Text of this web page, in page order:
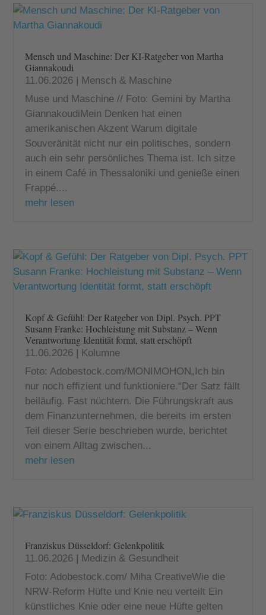
Mensch und Maschine: Der KI-Ratgeber von Martha
Giannakoudi
11.06.2026 | Mensch & Maschine
Muse und Maschine // Foto: Gemini by Martha
GiannakoudiMein Denken hat einen
amerikanischen Akzent Warum digitale
Souveränität nicht nur ein politisches, sondern
auch ein sehr persönliches Thema ist. Ich sitze
in einem Café in Thessaloniki und genieße einen
Frappé....
mehr lesen
Kopf & Gefühl: Der Ratgeber von Dipl. Psych. PPT
Susann Franke: Hochleistung mit Substanz – Wenn
Verantwortung Identität formt, statt erschöpft
11.06.2026 | Kolumne
Foto: Adobestock.com/MONIMOHON„Ich bin
nur noch effizient und funktioniere.“Der Satz fällt
beiläufig. Fast nüchtern. Die Führungskraft aus
dem Finanzunternehmen, die bereits im ersten
Teil dieser Serie beschrieben wurde, berichtet
von einem Alltag zwischen...
mehr lesen
Franziskus Düsseldorf: Gelenkpolitik
11.06.2026
Medizin & Gesundheit
Foto: Adobestock.com/ Miha CreativeWie die
NRW-Reform Hüfte und Knie neu verteilt Ein
künstliches Knie oder eine neue Hüfte gelten